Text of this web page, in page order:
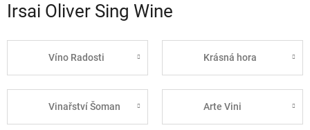
Irsai Oliver Sing Wine
Víno Radosti Krásná hora
Vinařství Šoman Arte Vini